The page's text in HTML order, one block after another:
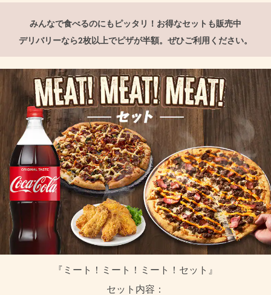
みんなで食べるのにもピッタリ！お得なセットも販売中
デリバリーなら2枚以上でピザが半額。ぜひご利用ください。
『ミート！ミート！ミート！セット』
セット内容：